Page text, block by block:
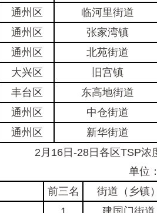
通州区 临河里街道
通州区 张家湾镇
通州区 北苑街道
大兴区 旧宫镇
丰台区 东高地街道
通州区 中仓街道
通州区 新华街道
2月16日-28日各区TSP浓度
单位：
前三名 街道（乡镇）